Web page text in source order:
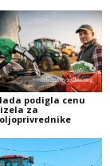
podigla cenu
za